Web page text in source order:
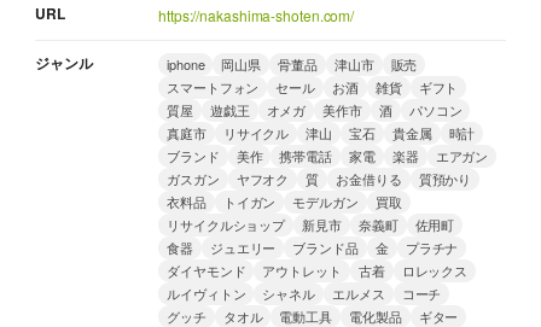
URL https://nakashima-shoten.com/
ジャンル iphone 岡山県 骨董品 津山市
販売
スマートフォン
セール お酒 雑貨
ギフト
質屋
遊戯王 オメガ 美作市 酒
パソコン
真庭市
リサイクル 津山 宝石 貴金属
時計
ブランド
美作 携帯電話 家電 楽器
エアガン
ガスガン
ヤフオク 質 お金借りる
質預かり
衣料品
トイガン モデルガン
買取
リサイクルショップ
新見市 奈義町
佐用町
食器
ジュエリー ブランド品 金
プラチナ
ダイヤモンド
アウトレット 古着
ロレックス
ルイヴィトン
シャネル エルメス
コーチ
グッチ
タオル 電動工具 電化製品
ギター